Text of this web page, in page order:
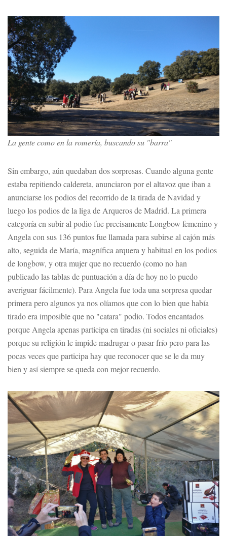
La gente como en la romería, buscando su "barra"
Sin embargo, aún quedaban dos sorpresas. Cuando alguna gente
estaba repitiendo caldereta, anunciaron por el altavoz que iban a
anunciarse los podios del recorrido de la tirada de Navidad y
luego los podios de la liga de Arqueros de Madrid. La primera
categoría en subir al podio fue precisamente Longbow femenino y
Angela con sus 136 puntos fue llamada para subirse al cajón más
alto, seguida de María, magnífica arquera y habitual en los podios
de longbow, y otra mujer que no recuerdo (como no han
publicado las tablas de puntuación a día de hoy no lo puedo
averiguar fácilmente). Para Angela fue toda una sorpresa quedar
primera pero algunos ya nos olíamos que con lo bien que había
tirado era imposible que no "catara" podio. Todos encantados
porque Angela apenas participa en tiradas (ni sociales ni oficiales)
porque su religión le impide madrugar o pasar frío pero para las
pocas veces que participa hay que reconocer que se le da muy
bien y así siempre se queda con mejor recuerdo.